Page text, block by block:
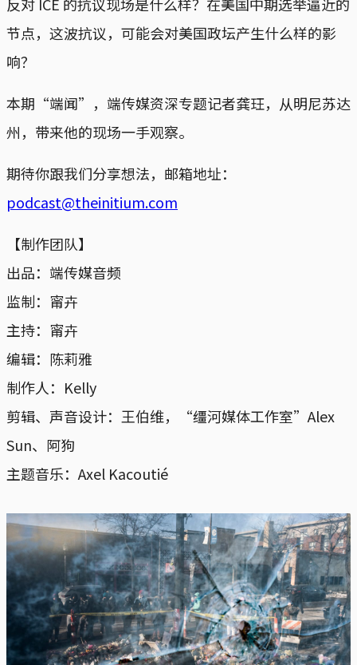
反对 ICE 的抗议现场是什么样？在美国中期选举逼近的
节点，这波抗议，可能会对美国政坛产生什么样的影
响？
本期“端闻”，端传媒资深专题记者龚玨，从明尼苏达
州，带来他的现场一手观察。
期待你跟我们分享想法，邮箱地址：
podcast@theinitium.com
【制作团队】
出品：端传媒音频
监制：甯卉
主持：甯卉
编辑：陈莉雅
制作人：Kelly
剪辑、声音设计：王伯维，“缰河媒体工作室”Alex
Sun、阿狗
主题音乐：Axel Kacoutié